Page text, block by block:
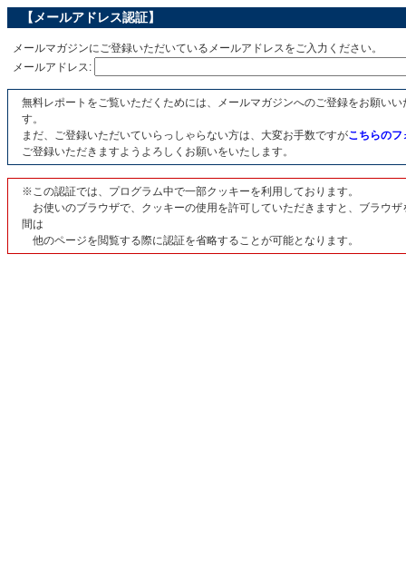
【メールアドレス認証】
メールマガジンにご登録いただいているメールアドレスをご入力ください。
メールアドレス:
無料レポートをご覧いただくためには、メールマガジンへのご登録をお願いい
す。
まだ、ご登録いただいていらっしゃらない方は、大変お手数ですがこちらのフ
ご登録いただきますようよろしくお願いをいたします。
※この認証では、プログラム中で一部クッキーを利用しております。
お使いのブラウザで、クッキーの使用を許可していただきますと、ブラウザ
間は
他のページを閲覧する際に認証を省略することが可能となります。